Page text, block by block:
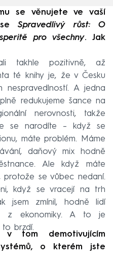
se věnujete ve vaší
seSpravedlivý růst: O
pro všechny. Jak
takhle pozitivně, až
té knihy je, že v Česku
nespravedlností. A jedna
redukujeme šance na
nerovnosti, takže
se narodíte – když se
máte problém. Máme
daňový mix hodně
Ale když máte
protože se vůbec nedaní.
když se vracejí na trh
jsem zmínil, hodně lidí
z ekonomiky. A to je
to brzdí.
v tom demotivujícím
o kterém jste